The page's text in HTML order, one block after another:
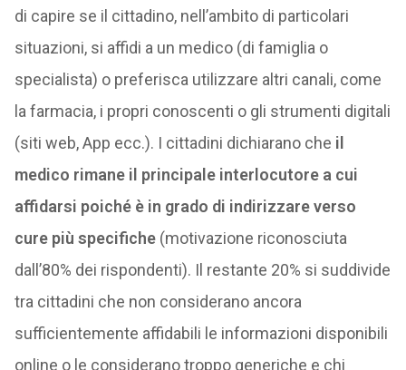
di capire se il cittadino, nell’ambito di particolari
situazioni, si affidi a un medico (di famiglia o
specialista) o preferisca utilizzare altri canali, come
la farmacia, i propri conoscenti o gli strumenti digitali
(siti web, App ecc.). I cittadini dichiarano che il
medico rimane il principale interlocutore a cui
affidarsi poiché è in grado di indirizzare verso
cure più specifiche(motivazione riconosciuta
dall’80% dei rispondenti). Il restante 20% si suddivide
tra cittadini che non considerano ancora
sufficientemente affidabili le informazioni disponibili
online o le considerano troppo generiche e chi